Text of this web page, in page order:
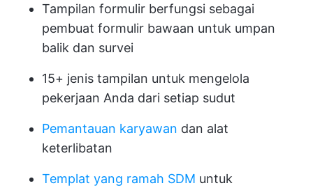
Tampilan formulir berfungsi sebagai
pembuat formulir bawaan untuk umpan
balik dan survei
15+ jenis tampilan untuk mengelola
pekerjaan Anda dari setiap sudut
Pemantauan karyawan dan alat
keterlibatan
Templat yang ramah SDM untuk